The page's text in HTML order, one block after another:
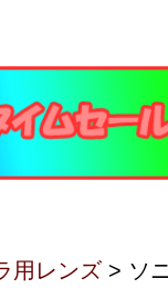
用レンズ > ソ